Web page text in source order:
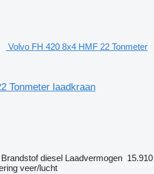
Volvo FH 420 8x4 HMF 22 Tonmeter
Tonmeter laadkraan
Brandstof diesel Laadvermogen 15.910
veer/lucht